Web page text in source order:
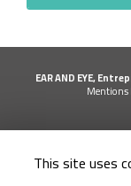
EAR AND EYE,
Mentions
This site uses